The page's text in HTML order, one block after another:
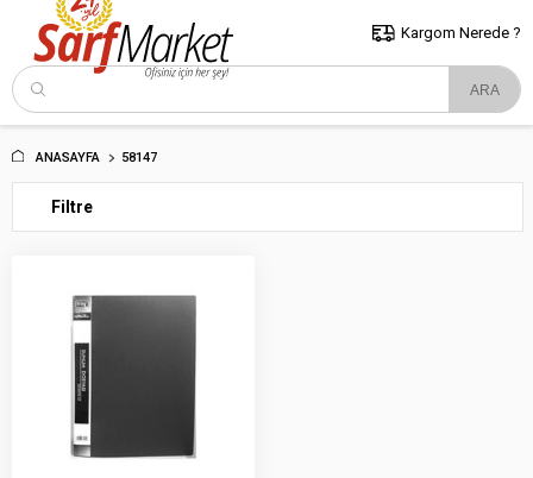
5000 TL ve Üzeri Alışverişlerde İstanbul İçi Kargo Bedava!
ve Trakya İçin Tıklayın..
Kargom Nerede ?
ANASAYFA 58147
Filtre